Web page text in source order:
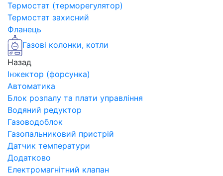
Термостат (терморегулятор)
Термостат захисний
Фланець
Газові колонки, котли
Назад
Інжектор (форсунка)
Автоматика
Блок розпалу та плати управління
Водяний редуктор
Газоводоблок
Газопальниковий пристрій
Датчик температури
Додатково
Електромагнітний клапан